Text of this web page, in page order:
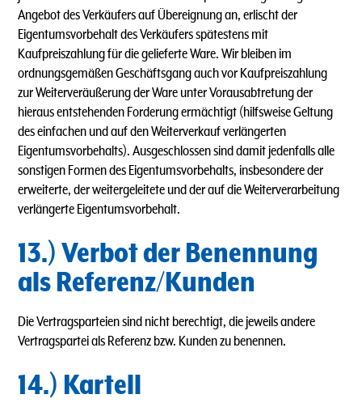
Angebot des Verkäufers auf Übereignung an, erlischt der
Eigentumsvorbehalt des Verkäufers spätestens mit
Kaufpreiszahlung für die gelieferte Ware. Wir bleiben im
ordnungsgemäßen Geschäftsgang auch vor Kaufpreiszahlung
zur Weiterveräußerung der Ware unter Vorausabtretung der
hieraus entstehenden Forderung ermächtigt (hilfsweise Geltung
des einfachen und auf den Weiterverkauf verlängerten
Eigentumsvorbehalts). Ausgeschlossen sind damit jedenfalls alle
sonstigen Formen des Eigentumsvorbehalts, insbesondere der
erweiterte, der weitergeleitete und der auf die Weiterverarbeitung
verlängerte Eigentumsvorbehalt.
13.) Verbot der Benennung
als Referenz/Kunden
Die Vertragsparteien sind nicht berechtigt, die jeweils andere
Vertragspartei als Referenz bzw. Kunden zu benennen.
14.) Kartell